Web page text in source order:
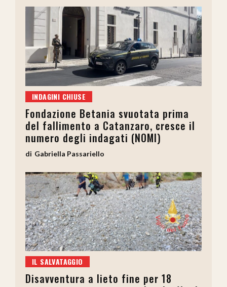
INDAGINI CHIUSE
Fondazione Betania svuotata prima
del fallimento a Catanzaro, cresce il
numero degli indagati (NOMI)
Gabriella Passariello
IL SALVATAGGIO
Disavventura a lieto fine per 18